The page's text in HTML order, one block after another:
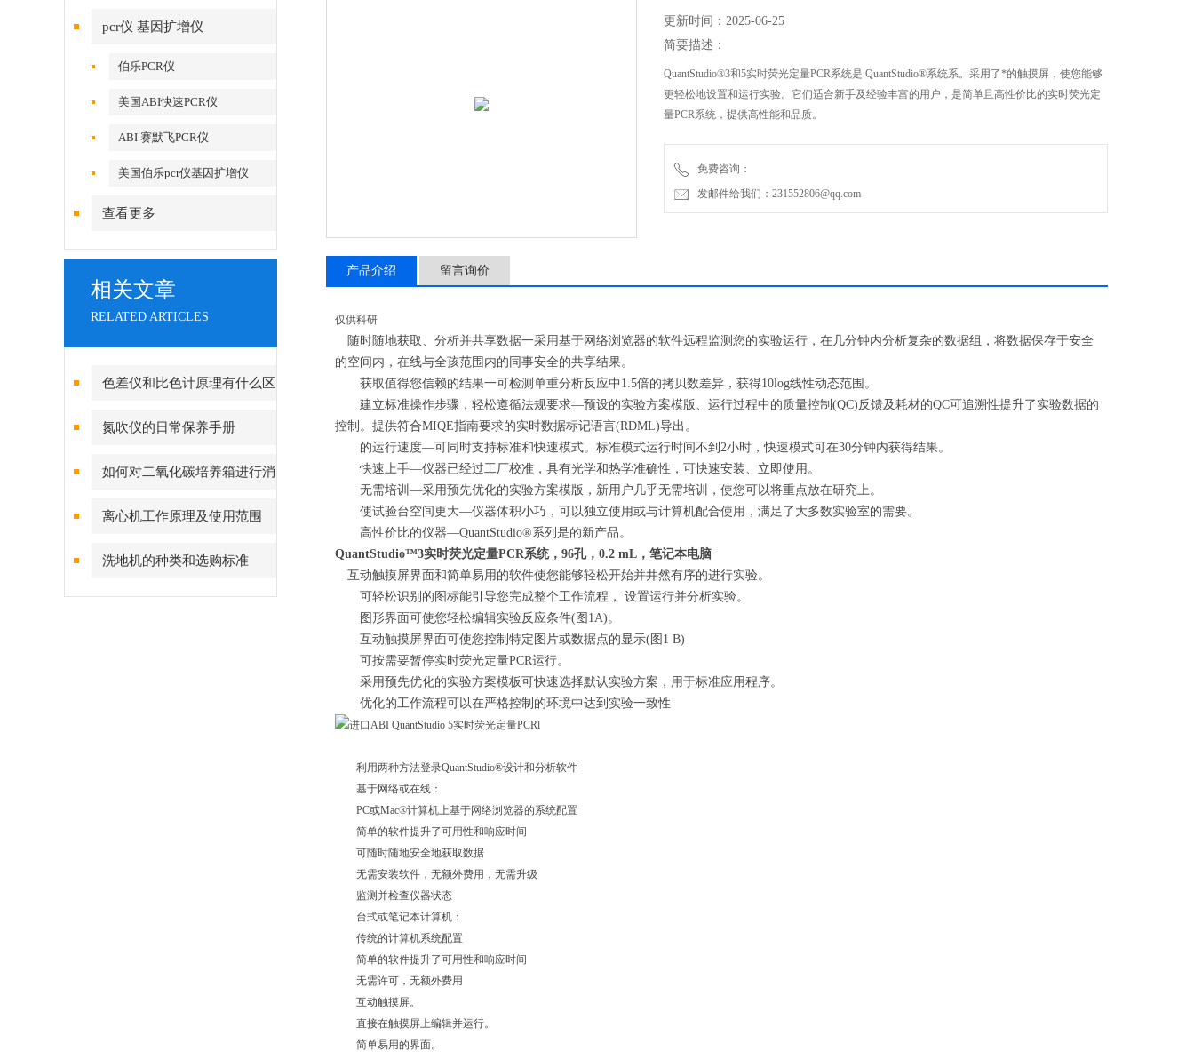
pcr仪 基因扩增仪
伯乐PCR仪
美国ABI快速PCR仪
ABI 赛默飞PCR仪
美国伯乐pcr仪基因扩增仪
查看更多
相关文章
RELATED ARTICLES
色差仪和比色计原理有什么区
别？
氮吹仪的日常保养手册
如何对二氧化碳培养箱进行消
毒灭菌呢？
离心机工作原理及使用范围
洗地机的种类和选购标准
更新时间：2025-06-25
简要描述：
QuantStudio®3和5实时荧光定量PCR系统是 QuantStudio®系统系。采用了*的触摸屏，使您能够
更轻松地设置和运行实验。它们适合新手及经验丰富的用户，是简单且高性价比的实时荧光定
量PCR系统，提供高性能和品质。
免费咨询：
发邮件给我们：231552806@qq.com
产品介绍 留言询价
仅供科研
随时随地获取、分析并共享数据一采用基于网络浏览器的软件远程监测您的实验运行，在几分钟内分析复杂的数据组，将数据保存于安全
的空间内，在线与全孩范围内的同事安全的共享结果。
获取值得您信赖的结果一可检测单重分析反应中1.5倍的拷贝数差异，获得10log线性动态范围。
建立标准操作步骤，轻松遵循法规要求—预设的实验方案模版、运行过程中的质量控制(QC)反馈及耗材的QC可追溯性提升了实验数据的
控制。提供符合MIQE指南要求的实时数据标记语言(RDML)导出。
的运行速度—可同时支持标准和快速模式。标准模式运行时间不到2小时，快速模式可在30分钟内获得结果。
快速上手—仪器已经过工厂校准，具有光学和热学准确性，可快速安装、立即使用。
无需培训—采用预先优化的实验方案模版，新用户几乎无需培训，使您可以将重点放在研究上。
使试验台空间 更大—仪器体积小巧，可以独立使用或与计算机配合使用，满足了大多数实验室的需要。
高性价比的仪器—QuantStudio®系列是的新产品。
QuantStudio™3实时荧光定量PCR系统，96孔，0.2 mL，笔记本电脑
互动触摸屏界面和简单易用的软件使您能够轻松开始并井然有序的进行实验。
可轻松识别的图标能引导您完成整个工作流程， 设置运行并分析实验。
图形界面可使您轻松编辑实验反应条件(图1A)。
互动触摸屏界面可使您控制特定图片或数据点的显示(图1 B)
可按需要暂停实时荧光定量PCR运行。
采用预先优化的实验方案模板可快速选择默认实验方案，用于标准应用程序。
优化的工作流程可以在严格控制的环境中达到实验一致性
利用两种方法登录QuantStudio®设计和分析软件
基于网络或在线：
PC或Mac®计算机上基于网络浏览器的系统配置
简单的软件提升了可用性和响应时间
可随时随地安全地获取数据
无需安装软件，无额外费用，无需升级
监测并检查仪器状态
台式或笔记本计算机：
传统的计算机系统配置
简单的软件提升了可用性和响应时间
无需许可，无额外费用
互动触摸屏。
直接在触摸屏上编辑并运行。
简单易用的界面。